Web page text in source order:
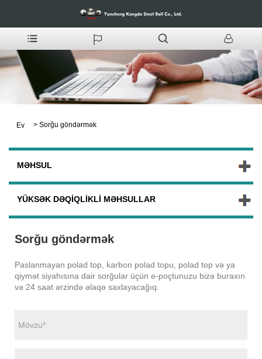
Ev > Sorğu göndərmək
MƏHSUL
YÜKSƏK DƏQIQLIKLI MƏHSULLAR
Sorğu göndərmək
Paslanmayan polad top, karbon polad topu, polad top və ya
qiymət siyahısına dair sorğular üçün e-poçtunuzu bizə buraxın
və 24 saat ərzində əlaqə saxlayacağıq.